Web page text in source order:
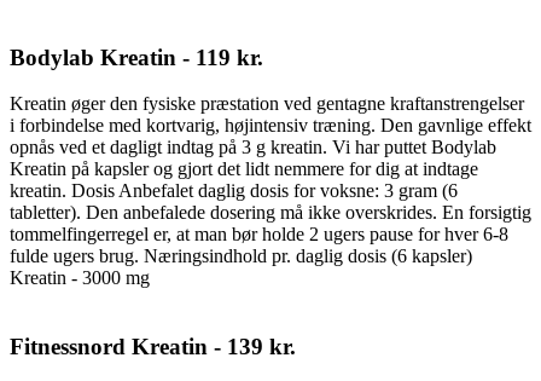
Bodylab Kreatin - 119 kr.
Kreatin øger den fysiske præstation ved gentagne kraftanstrengelser
i forbindelse med kortvarig, højintensiv træning. Den gavnlige effekt
opnås ved et dagligt indtag på 3 g kreatin. Vi har puttet Bodylab
Kreatin på kapsler og gjort det lidt nemmere for dig at indtage
kreatin. Dosis Anbefalet daglig dosis for voksne: 3 gram (6
tabletter). Den anbefalede dosering må ikke overskrides. En forsigtig
tommelfingerregel er, at man bør holde 2 ugers pause for hver 6-8
fulde ugers brug. Næringsindhold pr. daglig dosis (6 kapsler)
Kreatin - 3000 mg
Fitnessnord Kreatin - 139 kr.